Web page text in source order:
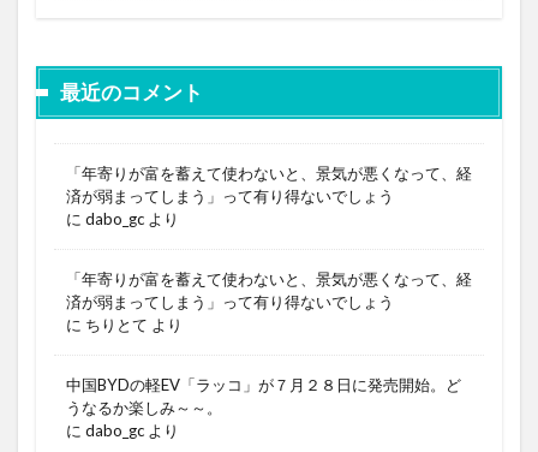
最近のコメント
「年寄りが富を蓄えて使わないと、景気が悪くなって、経
済が弱まってしまう」って有り得ないでしょう
に dabo_gc より
「年寄りが富を蓄えて使わないと、景気が悪くなって、経
済が弱まってしまう」って有り得ないでしょう
に ちりとて より
中国BYDの軽EV「ラッコ」が７月２８日に発売開始。ど
うなるか楽しみ～～。
に dabo_gc より